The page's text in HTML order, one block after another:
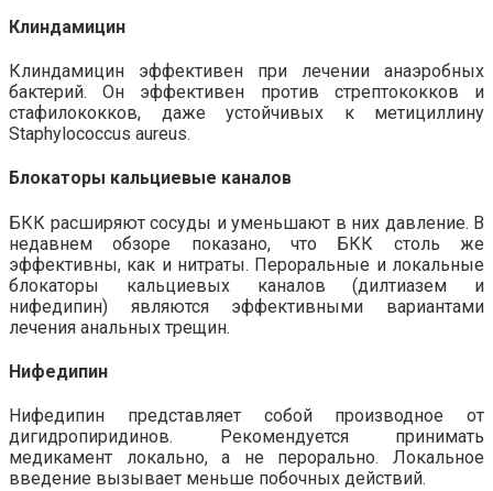
Клиндамицин
Клиндамицин эффективен при лечении анаэробных
бактерий. Он эффективен против стрептококков и
стафилококков, даже устойчивых к метициллину
Staphylococcus aureus.
Блокаторы кальциевые каналов
БКК расширяют сосуды и уменьшают в них давление. В
недавнем обзоре показано, что БКК столь же
эффективны, как и нитраты. Пероральные и локальные
блокаторы кальциевых каналов (дилтиазем и
нифедипин) являются эффективными вариантами
лечения анальных трещин.
Нифедипин
Нифедипин представляет собой производное от
дигидропиридинов. Рекомендуется принимать
медикамент локально, а не перорально. Локальное
введение вызывает меньше побочных действий.